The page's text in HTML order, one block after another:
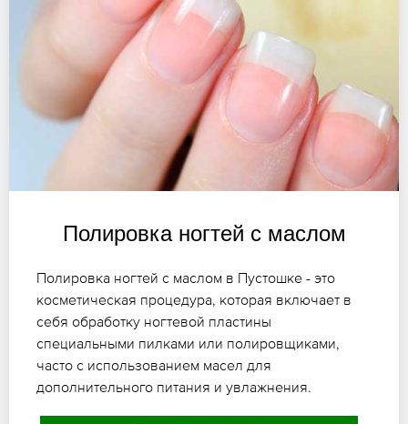
Полировка ногтей с маслом
Полировка ногтей с маслом в Пустошке - это
косметическая процедура, которая включает в
себя обработку ногтевой пластины
специальными пилками или полировщиками,
часто с использованием масел для
дополнительного питания и увлажнения.